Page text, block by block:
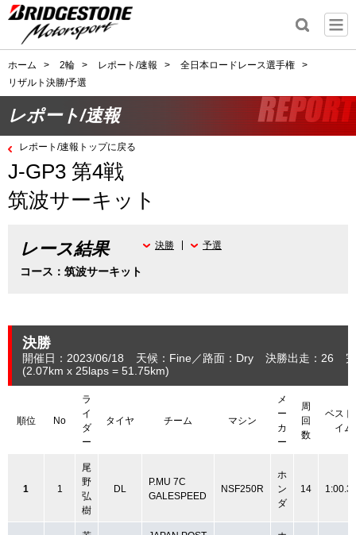
ホーム > 2輪 > レポート/速報 > 全日本ロードレース選手権
>
リザルト決勝/予選
レポート/速報
レポート/速報トップに戻る
J-GP3 第4戦
筑波サーキット
レース結果
コース：筑波サーキット
決勝 予選
決勝
開催日：2023/06/18 天候：Fine 路面：Dry 決勝出走：26
(2.07km x 25laps = 51.75km)
順位 No
ラ
イ
ダ
ー
タイヤ チーム マシン
メ
ー
カ
ー
周
回
数
ベスト
イム
1 1
尾
野
弘
樹
DL
P.MU 7C
GALESPEED
NSF250R
ホ
ン
ダ
14